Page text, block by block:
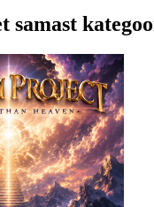
samast